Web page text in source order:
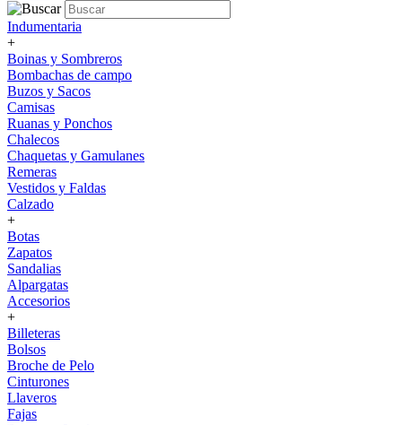
Indumentaria
+
Boinas y Sombreros
Bombachas de campo
Buzos y Sacos
Camisas
Ruanas y Ponchos
Chalecos
Chaquetas y Gamulanes
Remeras
Vestidos y Faldas
Calzado
+
Botas
Zapatos
Sandalias
Alpargatas
Accesorios
+
Billeteras
Bolsos
Broche de Pelo
Cinturones
Llaveros
Fajas